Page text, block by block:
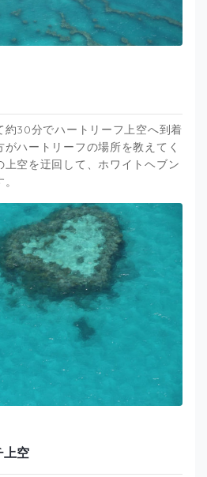
約30分でハートリーフ上空へ到着
ハートリーフの場所を教えてく
空を迂回して、ホワイトヘブン
上空